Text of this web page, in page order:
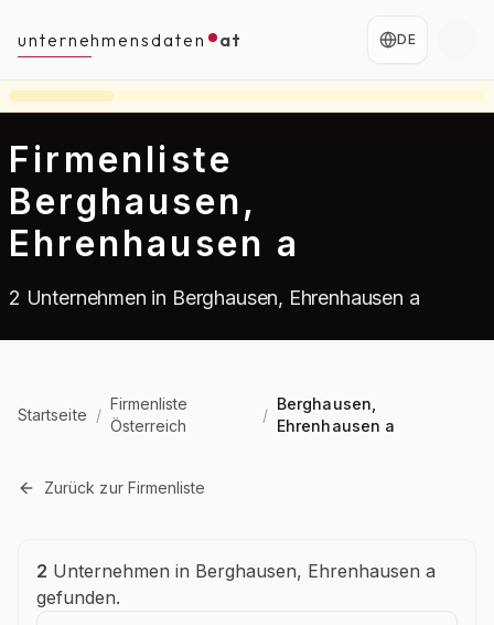
unternehmensdaten at DE
Firmenliste
Berghausen,
Ehrenhausen a
2 Unternehmen in Berghausen, Ehrenhausen a
Startseite /
Firmenliste
Österreich
/
Berghausen,
Ehrenhausen a
Zurück zur Firmenliste
Unternehmensübersicht
2 Unternehmen in Berghausen, Ehrenhausen a
gefunden.